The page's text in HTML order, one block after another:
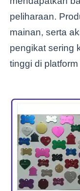
peliharaan.
mainan, serta
pengikat sering
tinggi di platform